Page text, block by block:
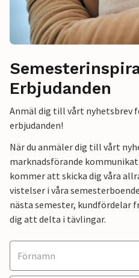
Erbjudanden
Anmäl dig till vårt nyhetsbrev
erbjudanden!
När du anmäler dig till vårt
marknadsförande
kommer att skicka dig våra
vistelser i våra
nästa semester, kundfördelar
dig att delta i tävlingar.